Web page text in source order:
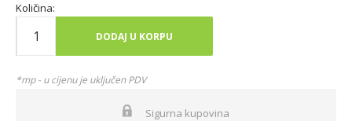
Količina:
DODAJ U KORPU
*mp - u cijenu je uključen PDV
Sigurna kupovina